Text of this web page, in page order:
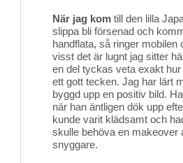
När jag kom till den lilla
slippa bli försenad och
handflata, så ringer
visst det är lugnt jag sitter
en del tyckas veta exakt
ett gott tecken. Jag har lärt
byggd upp en positiv bild.
när han äntligen dök upp
kunde varit klädsamt och
skulle behöva en makeover
snyggare.